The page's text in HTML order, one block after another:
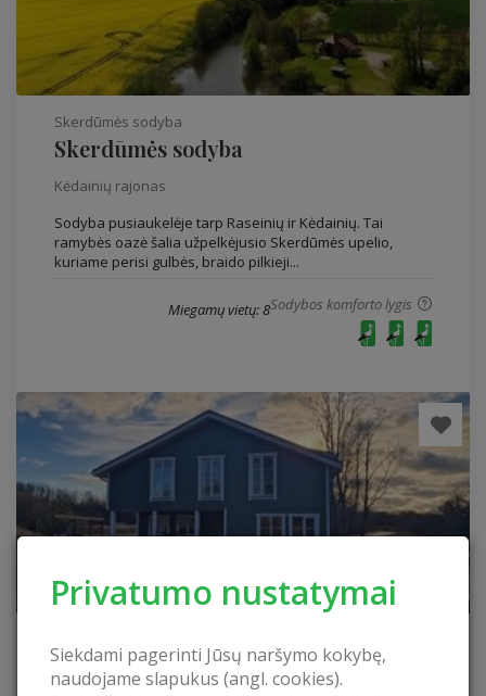
Privatumo nustatymai
Siekdami pagerinti Jūsų naršymo kokybę,
naudojame slapukus (angl. cookies).
Skerdūmės sodyba
Skerdūmės sodyba
Kėdainių rajonas
Sodyba pusiaukelėje tarp Raseinių ir Kėdainių. Tai
ramybės oazė šalia užpelkėjusio Skerdūmės upelio,
kuriame perisi gulbės, braido pilkieji...
Sodybos komforto lygis
Miegamų vietų: 8
Sodyba „Šušvė“